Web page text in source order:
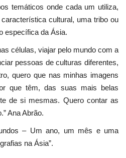
temáticos onde cada um utiliza,
cultural, uma tribo ou
específica da Ásia.
células, viajar pelo mundo com a
pessoas de culturas diferentes,
quero que nas minhas imagens
que têm, das suas mais belas
de si mesmas. Quero contar as
Ana Abrão.
– Um ano, um mês e uma
na Ásia”.